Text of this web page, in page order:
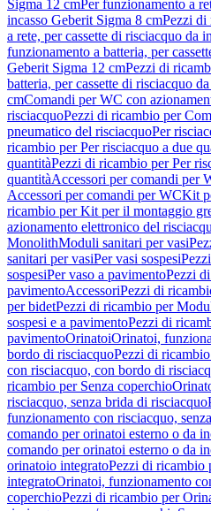
Sigma 12 cmPer funzionamento a
incasso Geberit Sigma 8 cmPezzi di
a rete, per cassette di risciacquo da
funzionamento a batteria, per
Geberit Sigma 12 cmPezzi di
batteria, per cassette di risciacquo
cmComandi per WC con
risciacquoPezzi di ricambio per
pneumatico del risciacquoPer
ricambio per Per risciacquo a due
quantitàPezzi di ricambio per Per
quantitàAccessori per comandi per
Accessori per comandi per WCKit
ricambio per Kit per il montaggio
azionamento elettronico del
MonolithModuli sanitari per vasi
sanitari per vasiPer vasi sospesi
sospesiPer vaso a pavimentoPezzi
pavimentoAccessoriPezzi di
per bidetPezzi di ricambio per
sospesi e a pavimentoPezzi di
pavimentoOrinatoiOrinatoi,
bordo di risciacquoPezzi di
con risciacquo, con bordo di
ricambio per Senza coperchio
risciacquo, senza brida di risciacquo
funzionamento con risciacquo,
comando per orinatoi esterno o da
comando per orinatoi esterno o da
orinatoio integratoPezzi di ricambio
integratoOrinatoi, funzionamento
coperchioPezzi di ricambio per